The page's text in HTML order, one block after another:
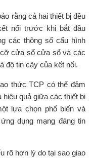
rằng cả hai thiết bị đều
nối trước khi bắt đầu
các thông số cấu hình
cửa sổ cửa sổ và các
độ tin cậy của kết nối.
thức TCP có thể đảm
quả giữa các thiết bị
lựa chọn phổ biến và
dụng mạng đáng tin
rõ hơn lý do tại sao giao